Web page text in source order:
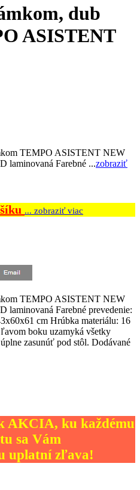
dub
ASISTENT
TEMPO ASISTENT NEW
laminovaná Farebné ...zobraziť
... zobraziť viac
TEMPO ASISTENT NEW
laminovaná Farebné prevedenie:
cm Hrúbka materiálu: 16
boku uzamyká všetky
zasunúť pod stôl. Dodávané
AKCIA, ku každému
sa Vám
uplatní zľava!